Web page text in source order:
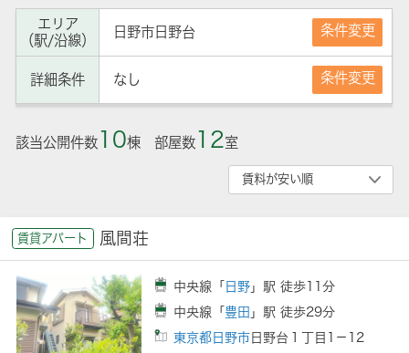
エリア
（駅/沿線）
日野市日野台 条件変更
詳細条件 なし 条件変更
該当公開件数10棟 部屋数12室
賃貸アパート 風間荘
中央線「 日野 」駅 徒歩11分
中央線「 豊田 」駅 徒歩29分
東京都日野市 日野台１丁目1－12